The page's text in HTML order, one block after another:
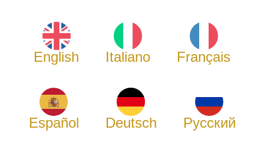
English Italiano Français
Español Deutsch Русский